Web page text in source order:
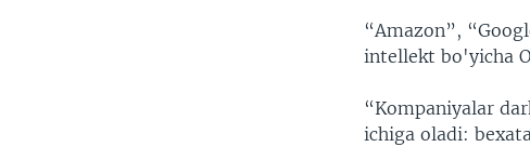
“Amazon”,
intellekt bo'yicha
“Kompaniyalar
ichiga oladi: